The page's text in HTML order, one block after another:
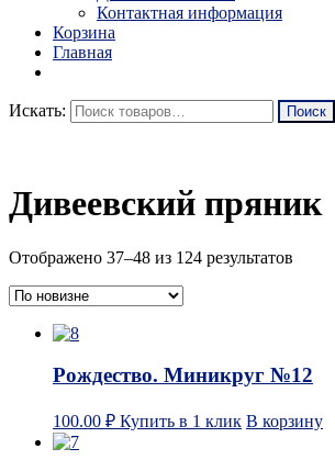
Контактная информация
Корзина
Главная
Искать:
Дивеевский пряник
Отображено 37–48 из 124 результатов
Рождество. Миникруг №12
100.00 ₽ Купить в 1 клик В корзину